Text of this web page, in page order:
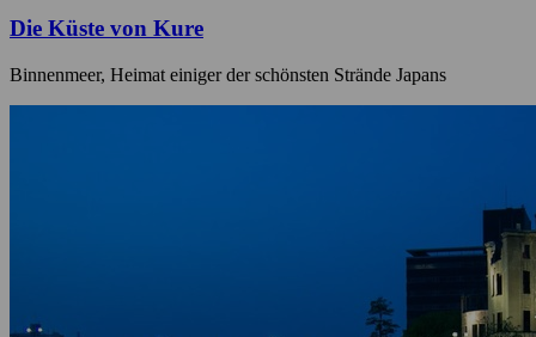
Die Küste von Kure
Binnenmeer, Heimat einiger der schönsten Strände Japans